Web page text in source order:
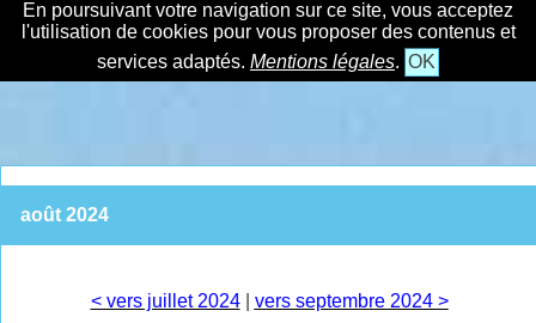
En poursuivant votre navigation sur ce site, vous acceptez
l'utilisation de cookies pour vous proposer des contenus et
services adaptés. Mentions légales. OK
août 2024
< vers juillet 2024| vers septembre 2024 >